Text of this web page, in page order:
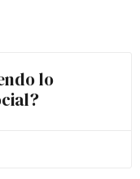
lo